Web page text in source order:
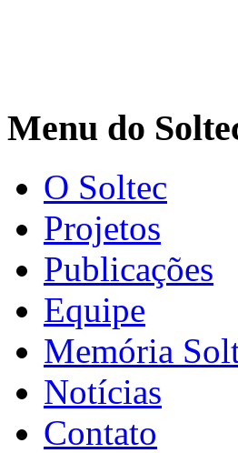
Menu do
O Soltec
Projetos
Publicações
Equipe
Memória
Notícias
Contato